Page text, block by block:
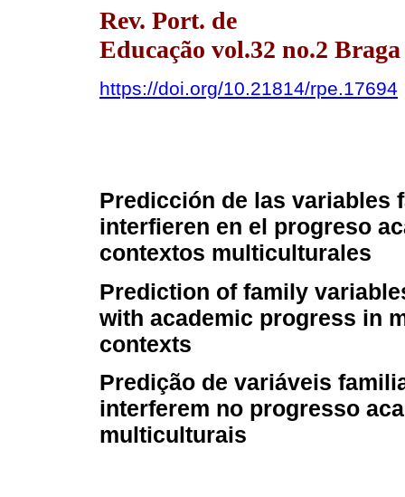
Rev. Port. de
Educação vol.32 no.2 Braga
https://doi.org/10.21814/rpe.17694
Predicción de las variables
interfieren en el progreso
contextos multiculturales
Prediction of family
with academic progress in
contexts
Predição de variáveis
interferem no progresso
multiculturais